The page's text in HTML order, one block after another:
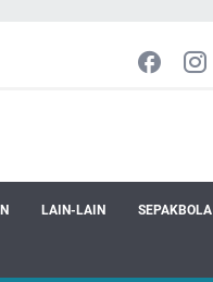
LAIN-LAIN SEPAKBOLA